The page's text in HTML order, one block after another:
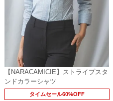
【NARACAMICIE】ストライプスタ
ンドカラーシャツ
タイムセール60%OFF